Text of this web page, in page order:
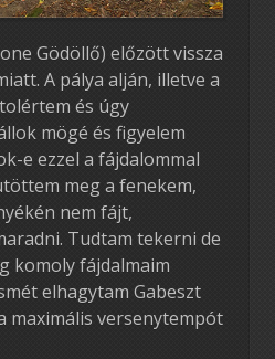
Gödöllő) előzött vissza
A pálya alján, illetve a
és úgy
mögé és figyelem
e ezzel a fájdalommal
meg a fenekem,
nem fájt,
Tudtam tekerni de
komoly fájdalmaim
elhagytam Gabeszt
maximális versenytempót